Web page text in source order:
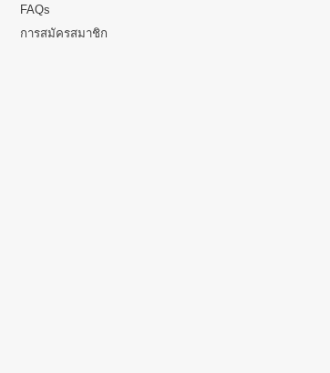
FAQs
การสมัครสมาชิก